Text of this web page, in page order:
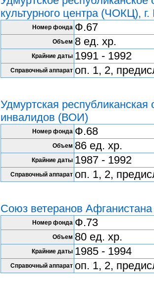
культурного центра (ЧОКЦ),
Номер фонда Ф.67
Объем 8 ед. хр.
Крайние даты 1991 - 1992
Справочный аппарат оп. 1, 2,
Удмуртская
инвалидов (ВОИ)
Номер фонда Ф.68
Объем 86 ед. хр.
Крайние даты 1987 - 1992
Справочный аппарат оп. 1, 2,
Союз ветеранов
Номер фонда Ф.73
Объем 80 ед. хр.
Крайние даты 1985 - 1994
Справочный аппарат оп. 1, 2,